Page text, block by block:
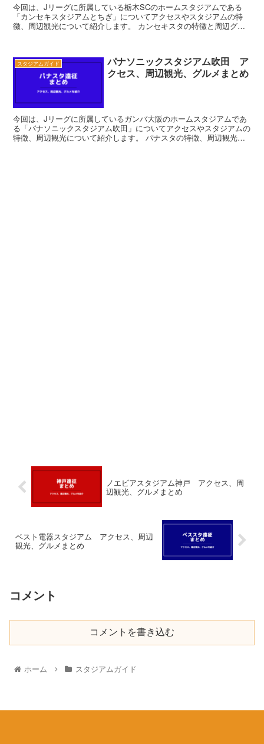
今回は、Jリーグに所属している栃木SCのホームスタジアムである
「カンセキスタジアムとちぎ」についてアクセスやスタジアムの特
徴、周辺観光について紹介します。 カンセキスタの特徴と周辺グル
スタジアムガイド
パナソニックスタジアム吹田 ア
クセス、周辺観光、グルメまとめ
今回は、Jリーグに所属しているガンバ大阪のホームスタジアムであ
る「パナソニックスタジアム吹田」についてアクセスやスタジアムの
特徴、周辺観光について紹介します。 パナスタの特徴、周辺観光・
ノエビアスタジアム神戸 アクセス、周
辺観光、グルメまとめ
ベスト電器スタジアム アクセス、周辺
観光、グルメまとめ
コメント
コメントを書き込む
ホーム スタジアムガイド